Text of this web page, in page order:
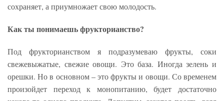
сохраняет, а приумножает свою молодость.
Как ты понимаешь фрукторианство?
Под фрукторианством я подразумеваю фрукты, соки
свежевыжатые, свежие овощи. Это база. Иногда зелень и
орешки. Но в основном – это фрукты и овощи. Со временем
произойдет переход к монопитанию, будет достаточно